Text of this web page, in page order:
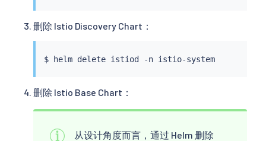
删除 Istio Discovery Chart：
$ helm delete istiod -n istio-system
删除 Istio Base Chart：
从设计角度而言，通过 Helm 删除